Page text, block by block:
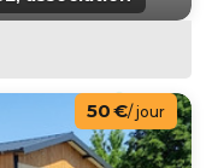
50 €/ jour